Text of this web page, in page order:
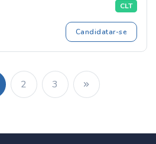
CLT
Candidatar-se
2 3